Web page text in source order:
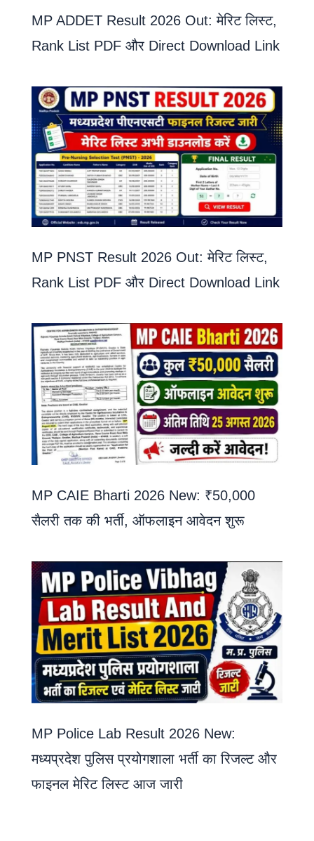
MP ADDET Result 2026 Out: मेरिट लिस्ट,
Rank List PDF और Direct Download Link
MP PNST Result 2026 Out: मेरिट लिस्ट,
Rank List PDF और Direct Download Link
MP CAIE Bharti 2026 New: ₹50,000
सैलरी तक की भर्ती, ऑफलाइन आवेदन शुरू
MP Police Lab Result 2026 New:
मध्यप्रदेश पुलिस प्रयोगशाला भर्ती का रिजल्ट और
फाइनल मेरिट लिस्ट आज जारी